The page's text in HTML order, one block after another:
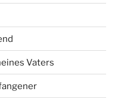
Vaters